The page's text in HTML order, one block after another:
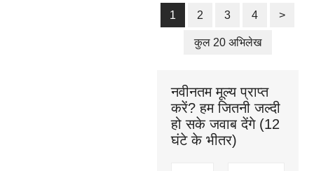
1 2 3 4 >
कुल 20 अभिलेख
नवीनतम मूल्य प्राप्त
करें? हम जितनी जल्दी
हो सके जवाब देंगे (12
घंटे के भीतर)